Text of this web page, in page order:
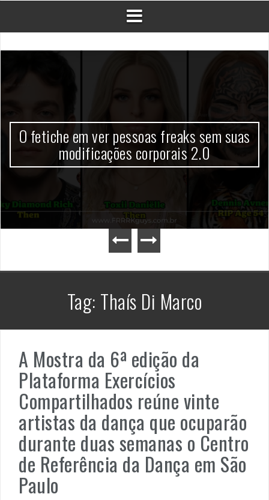
O fetiche em ver pessoas freaks sem suas
modificações corporais 2.0
Tag: Thaís Di Marco
A Mostra da 6ª edição da
Plataforma Exercícios
Compartilhados reúne vinte
artistas da dança que ocuparão
durante duas semanas o Centro
de Referência da Dança em São
Paulo